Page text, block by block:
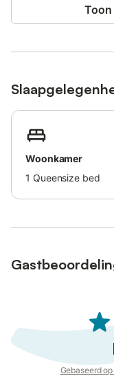
Deze accommodatie
hierover vinden jullie
Toon
Woonkamer
1 Queensize bed
Gebaseerd